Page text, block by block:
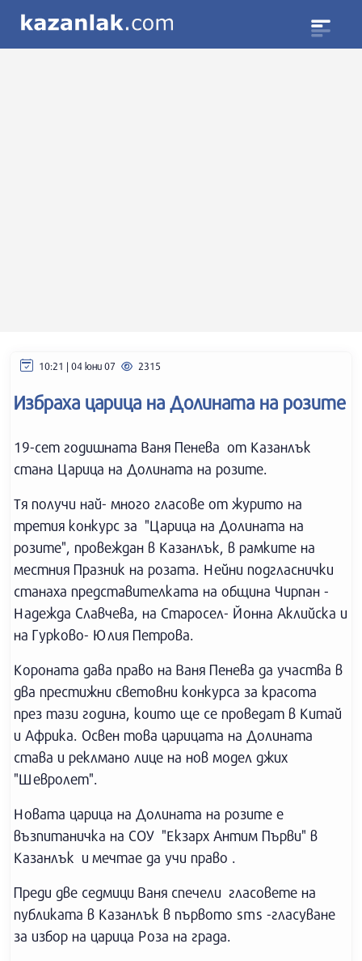
10:21 | 04 юни 07 2315
Избраха царица на Долината на розите
19-сет годишната Ваня Пенева от Казанлък
стана Царица на Долината на розите.
Тя получи най- много гласове от журито на
третия конкурс за "Царица на Долината на
розите", провеждан в Казанлък, в рамките на
местния Празник на розата. Нейни подгласнички
станаха представителката на община Чирпан -
Надежда Славчева, на Старосел- Йонна Аклийска и
на Гурково- Юлия Петрова.
Короната дава право на Ваня Пенева да участва в
два престижни световни конкурса за красота
през тази година, които ще се проведат в Китай
и Африка. Освен това царицата на Долината
става и реклмано лице на нов модел джих
"Шевролет".
Новата царица на Долината на розите е
възпитаничка на СОУ "Екзарх Антим Първи" в
Казанлък и мечтае да учи право .
Преди две седмици Ваня спечели гласовете на
публиката в Казанлък в първото sms -гласуване
за избор на царица Роза на града.